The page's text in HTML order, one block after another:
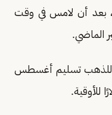
للأوقية، بعد أن لامس في وقت
للذهب تسليم أغسطس